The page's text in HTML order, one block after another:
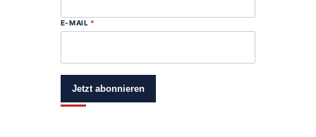
E-MAIL *
Jetzt abonnieren